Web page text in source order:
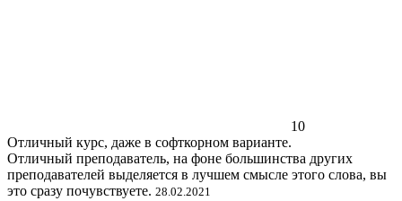
10
Отличный курс, даже в софткорном варианте.
Отличный преподаватель, на фоне большинства других
преподавателей выделяется в лучшем смысле этого слова, вы
это сразу почувствуете. 28.02.2021